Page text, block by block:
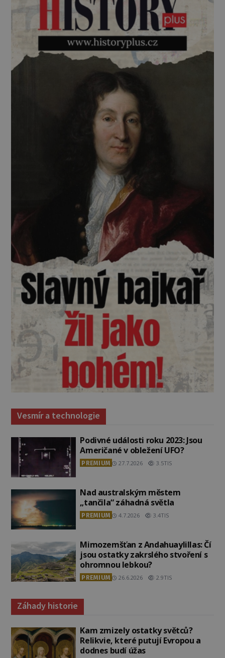
Vesmír a technologie
Podivné události roku 2023: Jsou
Američané v obležení UFO?
PREMIUM 27.7.2026 3.5TIS
Nad australským městem
„tančila“ záhadná světla
PREMIUM 4.7.2026 3.4TIS
Mimozemšťan z Andahuaylillas: Čí
jsou ostatky zakrslého stvoření s
ohromnou lebkou?
PREMIUM 26.6.2026 2.9TIS
Záhady historie
Kam zmizely ostatky světců?
Relikvie, které putují Evropou a
dodnes budí úžas